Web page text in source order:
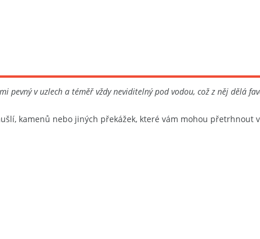
pevný v uzlech a téměř vždy neviditelný pod vodou, což z něj dělá
kamenů nebo jiných překážek, které vám mohou